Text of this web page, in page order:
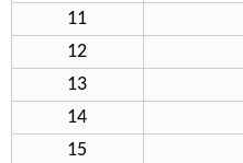
11
12
13
14
15